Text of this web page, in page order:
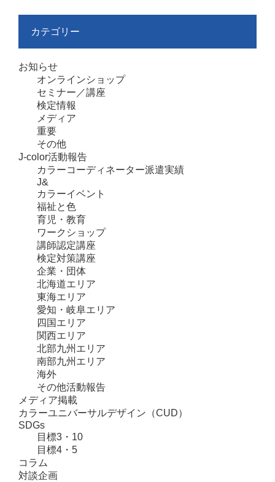
カテゴリー
お知らせ
オンラインショップ
セミナー／講座
検定情報
メディア
重要
その他
J-color活動報告
カラーコーディネーター派遣実績
J&
カラーイベント
福祉と色
育児・教育
ワークショップ
講師認定講座
検定対策講座
企業・団体
北海道エリア
東海エリア
愛知・岐阜エリア
四国エリア
関西エリア
北部九州エリア
南部九州エリア
海外
その他活動報告
メディア掲載
カラーユニバーサルデザイン（CUD）
SDGs
目標3・10
目標4・5
コラム
対談企画